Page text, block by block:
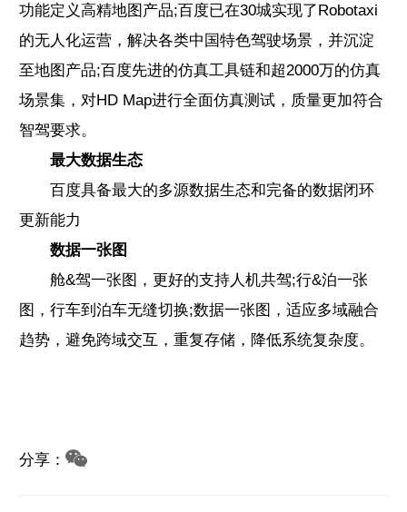
功能定义高精地图产品;百度已在30城实现了Robotaxi
的无人化运营，解决各类中国特色驾驶场景，并沉淀
至地图产品;百度先进的仿真工具链和超2000万的仿真
场景集，对HD Map进行全面仿真测试，质量更加符合
智驾要求。
最大数据生态
百度具备最大的多源数据生态和完备的数据闭环
更新能力
数据一张图
舱&驾一张图，更好的支持人机共驾;行&泊一张
图，行车到泊车无缝切换;数据一张图，适应多域融合
趋势，避免跨域交互，重复存储，降低系统复杂度。
分享：